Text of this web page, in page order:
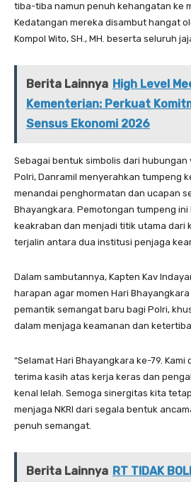
tiba-tiba namun penuh kehangatan ke
Kedatangan mereka disambut hangat
Kompol Wito, SH., MH. beserta seluruh
Berita Lainnya High Level
Kementerian: Perkuat
Sensus Ekonomi 2026
Sebagai bentuk simbolis dari hubungan
Polri, Danramil menyerahkan tumpeng
menandai penghormatan dan ucapan
Bhayangkara. Pemotongan tumpeng
keakraban dan menjadi titik utama dari
terjalin antara dua institusi penjaga
Dalam sambutannya, Kapten Kav
harapan agar momen Hari
pemantik semangat baru bagi Polri,
dalam menjaga keamanan dan
“Selamat Hari Bhayangkara ke-79. Kami
terima kasih atas kerja keras dan
kenal lelah. Semoga sinergitas kita
menjaga NKRI dari segala bentuk
penuh semangat.
Berita Lainnya RT TIDAK